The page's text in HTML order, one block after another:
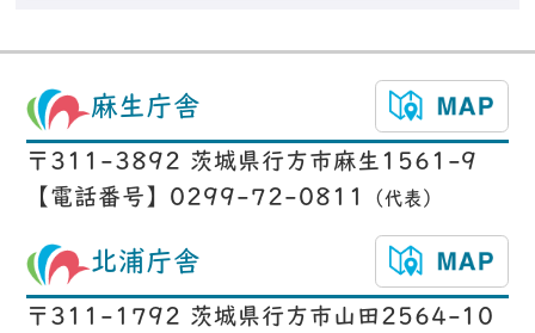
麻生庁舎
〒311-3892 茨城県行方市麻生1561-9
【電話番号】0299-72-0811
（代表）
北浦庁舎
〒311-1792 茨城県行方市山田2564-10